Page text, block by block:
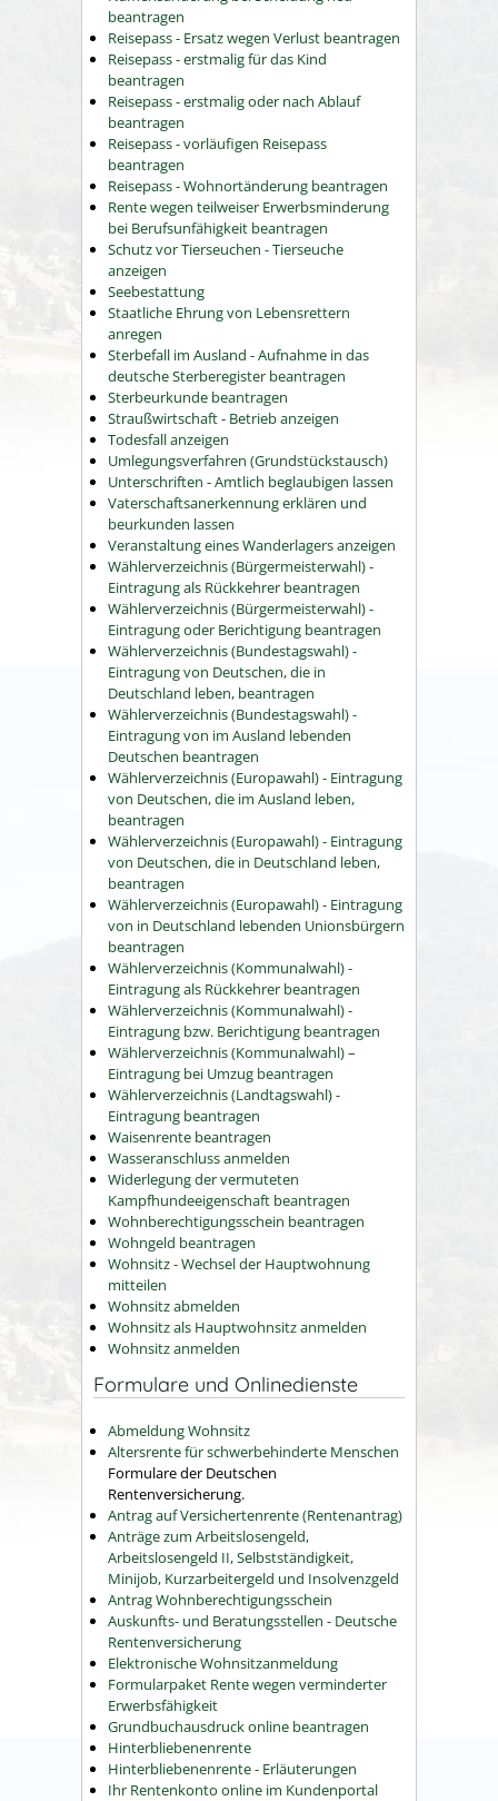
beantragen
Reisepass - Ersatz wegen Verlust beantragen
Reisepass - erstmalig für das Kind
beantragen
Reisepass - erstmalig oder nach Ablauf
beantragen
Reisepass - vorläufigen Reisepass
beantragen
Reisepass - Wohnortänderung beantragen
Rente wegen teilweiser Erwerbsminderung
bei Berufsunfähigkeit beantragen
Schutz vor Tierseuchen - Tierseuche
anzeigen
Seebestattung
Staatliche Ehrung von Lebensrettern
anregen
Sterbefall im Ausland - Aufnahme in das
deutsche Sterberegister beantragen
Sterbeurkunde beantragen
Straußwirtschaft - Betrieb anzeigen
Todesfall anzeigen
Umlegungsverfahren (Grundstückstausch)
Unterschriften - Amtlich beglaubigen lassen
Vaterschaftsanerkennung erklären und
beurkunden lassen
Veranstaltung eines Wanderlagers anzeigen
Wählerverzeichnis (Bürgermeisterwahl) -
Eintragung als Rückkehrer beantragen
Wählerverzeichnis (Bürgermeisterwahl) -
Eintragung oder Berichtigung beantragen
Wählerverzeichnis (Bundestagswahl) -
Eintragung von Deutschen, die in
Deutschland leben, beantragen
Wählerverzeichnis (Bundestagswahl) -
Eintragung von im Ausland lebenden
Deutschen beantragen
Wählerverzeichnis (Europawahl) - Eintragung
von Deutschen, die im Ausland leben,
beantragen
Wählerverzeichnis (Europawahl) - Eintragung
von Deutschen, die in Deutschland leben,
beantragen
Wählerverzeichnis (Europawahl) - Eintragung
von in Deutschland lebenden Unionsbürgern
beantragen
Wählerverzeichnis (Kommunalwahl) -
Eintragung als Rückkehrer beantragen
Wählerverzeichnis (Kommunalwahl) -
Eintragung bzw. Berichtigung beantragen
Wählerverzeichnis (Kommunalwahl) –
Eintragung bei Umzug beantragen
Wählerverzeichnis (Landtagswahl) -
Eintragung beantragen
Waisenrente beantragen
Wasseranschluss anmelden
Widerlegung der vermuteten
Kampfhundeeigenschaft beantragen
Wohnberechtigungsschein beantragen
Wohngeld beantragen
Wohnsitz - Wechsel der Hauptwohnung
mitteilen
Wohnsitz abmelden
Wohnsitz als Hauptwohnsitz anmelden
Wohnsitz anmelden
Formulare und Onlinedienste
Abmeldung Wohnsitz
Altersrente für schwerbehinderte Menschen
Formulare der Deutschen
Rentenversicherung.
Antrag auf Versichertenrente (Rentenantrag)
Anträge zum Arbeitslosengeld,
Arbeitslosengeld II, Selbstständigkeit,
Minijob, Kurzarbeitergeld und Insolvenzgeld
Antrag Wohnberechtigungsschein
Auskunfts- und Beratungsstellen - Deutsche
Rentenversicherung
Elektronische Wohnsitzanmeldung
Formularpaket Rente wegen verminderter
Erwerbsfähigkeit
Grundbuchausdruck online beantragen
Hinterbliebenenrente
Hinterbliebenenrente - Erläuterungen
Ihr Rentenkonto online im Kundenportal